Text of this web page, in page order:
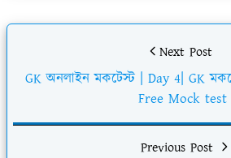
Next Post
GK অনলাইন মকটেস্ট | Day 4| GK
Free Mock test
Previous Post